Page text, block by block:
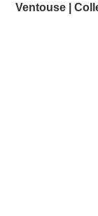
Ventouse |